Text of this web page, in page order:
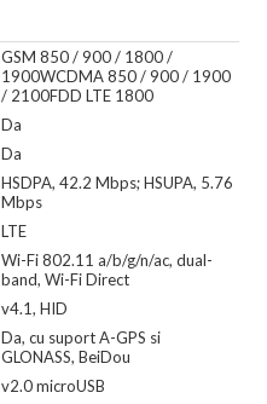
GSM 850 / 900 / 1800 /
1900WCDMA 850 / 900 / 1900
/ 2100FDD LTE 1800
Da
Da
HSDPA, 42.2 Mbps; HSUPA, 5.76
Mbps
LTE
Wi-Fi 802.11 a/b/g/n/ac, dual-
band, Wi-Fi Direct
v4.1, HID
Da, cu suport A-GPS si
GLONASS, BeiDou
v2.0 microUSB